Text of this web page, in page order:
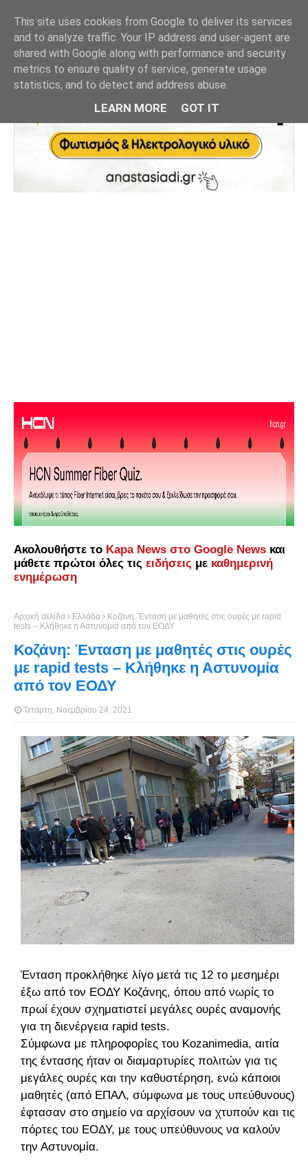
Ακολουθήστε το Kapa News στο Google News και
μάθετε πρώτοι όλες τις ειδήσεις με καθημερινή
ενημέρωση
Αρχική σελίδα Ελλάδα
Κοζάνη: Ένταση με μαθητές στις ουρές με rapid
tests – Κλήθηκε η Αστυνομία από τον ΕΟΔΥ
Κοζάνη: Ένταση με μαθητές στις ουρές
με rapid tests – Κλήθηκε η Αστυνομία
από τον ΕΟΔΥ
Τετάρτη, Νοεμβρίου 24, 2021
Ένταση προκλήθηκε λίγο μετά τις 12 το μεσημέρι
έξω από τον ΕΟΔΥ Κοζάνης, όπου από νωρίς το
πρωί έχουν σχηματιστεί μεγάλες ουρές αναμονής
για τη διενέργεια rapid tests.
Σύμφωνα με πληροφορίες του Kozanimedia, αιτία
της έντασης ήταν οι διαμαρτυρίες πολιτών για τις
μεγάλες ουρές και την καθυστέρηση, ενώ κάποιοι
μαθητές (από ΕΠΑΛ, σύμφωνα με τους υπεύθυνους)
έφτασαν στο σημείο να αρχίσουν να χτυπούν και τις
πόρτες του ΕΟΔΥ, με τους υπεύθυνους να καλούν
την Αστυνομία.
This site uses cookies from Google to deliver its services
and to analyze traffic. Your IP address and user-agent are
shared with Google along with performance and security
metrics to ensure quality of service, generate usage
statistics, and to detect and address abuse.
LEARN MORE GOT IT